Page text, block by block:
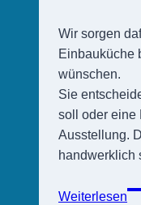
Wir sorgen
Einbauküche
wünschen.
Sie
soll oder eine
Ausstellung.
handwerklich
Weiterlesen